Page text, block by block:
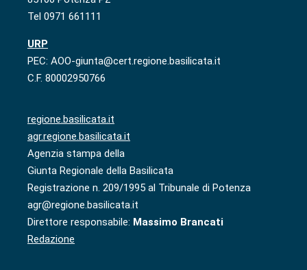
Tel 0971 661111
URP
PEC: AOO-giunta@cert.regione.basilicata.it
C.F. 80002950766
regione.basilicata.it
agr.regione.basilicata.it
Agenzia stampa della
Giunta Regionale della Basilicata
Registrazione n. 209/1995 al Tribunale di Potenza
agr@regione.basilicata.it
Direttore responsabile: Massimo Brancati
Redazione